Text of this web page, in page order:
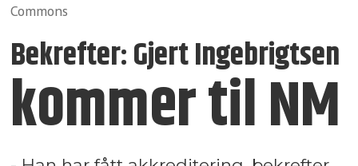
Commons
Bekrefter: Gjert Ingebrigtsen
kommer til NM